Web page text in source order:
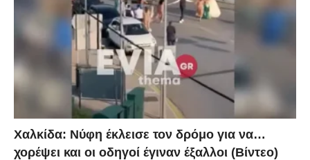
Χαλκίδα: Νύφη έκλεισε τον δρόμο για να…
χορέψει και οι οδηγοί έγιναν έξαλλοι (Βίντεο)